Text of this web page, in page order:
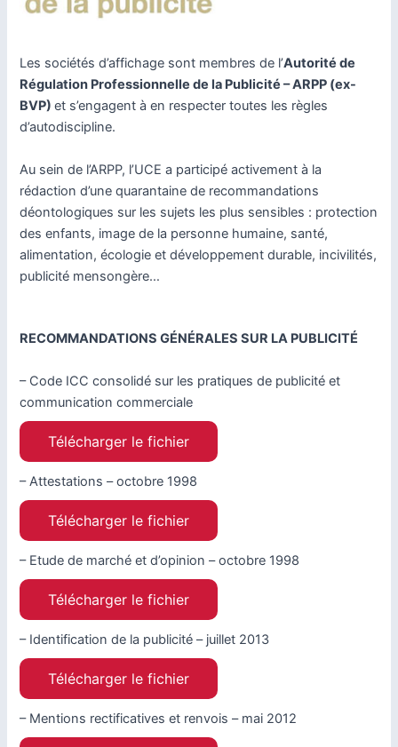
Les sociétés d’affichage sont membres de l’Autorité de
Régulation Professionnelle de la Publicité – ARPP (ex-
BVP)et s’engagent à en respecter toutes les règles
d’autodiscipline.
Au sein de l’ARPP, l’UCE a participé activement à la
rédaction d’une quarantaine de recommandations
déontologiques sur les sujets les plus sensibles : protection
des enfants, image de la personne humaine, santé,
alimentation, écologie et développement durable, incivilités,
publicité mensongère…
RECOMMANDATIONS GÉNÉRALES SUR LA PUBLICITÉ
– Code ICC consolidé sur les pratiques de publicité et
communication commerciale
Télécharger le fichier
– Attestations – octobre 1998
Télécharger le fichier
– Etude de marché et d’opinion – octobre 1998
Télécharger le fichier
– Identification de la publicité – juillet 2013
Télécharger le fichier
– Mentions rectificatives et renvois – mai 2012